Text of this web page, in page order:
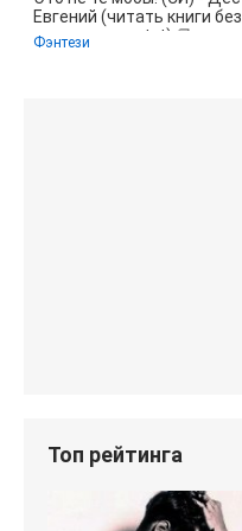
Евгений (читать книги без
регистрации .txt) 📗
Фэнтези
Топ рейтинга